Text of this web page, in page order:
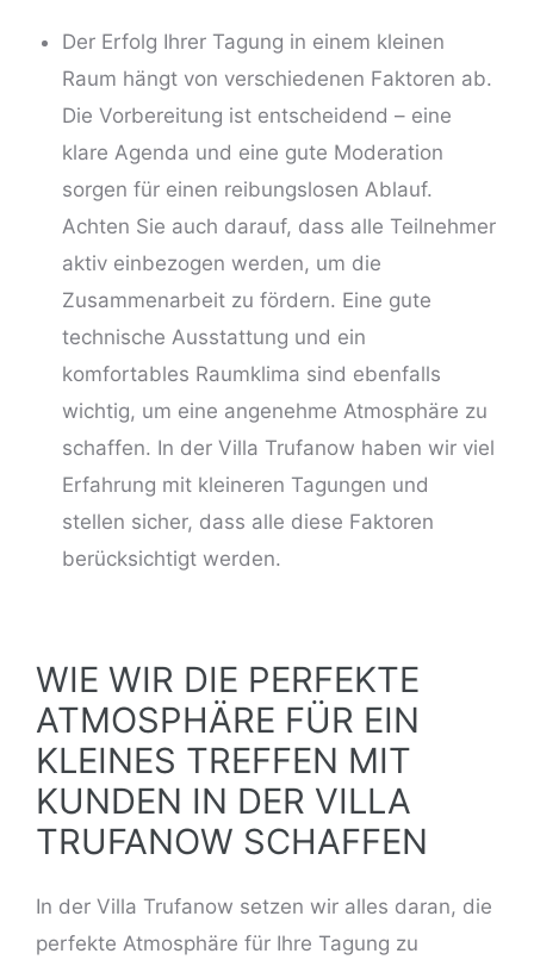
Der Erfolg Ihrer Tagung in einem kleinen
Raum hängt von verschiedenen Faktoren ab.
Die Vorbereitung ist entscheidend – eine
klare Agenda und eine gute Moderation
sorgen für einen reibungslosen Ablauf.
Achten Sie auch darauf, dass alle Teilnehmer
aktiv einbezogen werden, um die
Zusammenarbeit zu fördern. Eine gute
technische Ausstattung und ein
komfortables Raumklima sind ebenfalls
wichtig, um eine angenehme Atmosphäre zu
schaffen. In der Villa Trufanow haben wir viel
Erfahrung mit kleineren Tagungen und
stellen sicher, dass alle diese Faktoren
berücksichtigt werden.
WIE WIR DIE PERFEKTE
ATMOSPHÄRE FÜR EIN
KLEINES TREFFEN MIT
KUNDEN IN DER VILLA
TRUFANOW SCHAFFEN
In der Villa Trufanow setzen wir alles daran, die
perfekte Atmosphäre für Ihre Tagung zu